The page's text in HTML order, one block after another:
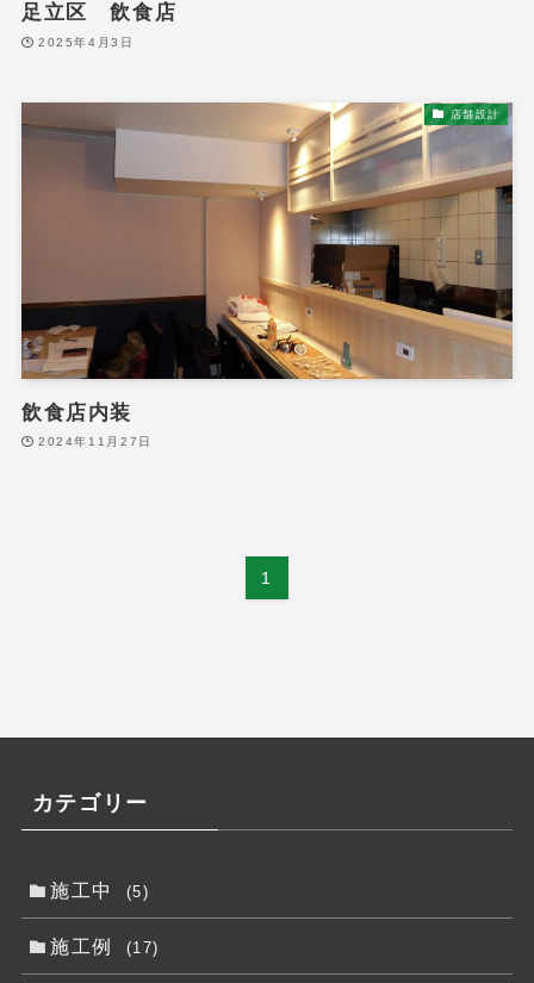
足立区 飲食店
2025年4月3日
店舗設計
飲食店内装
2024年11月27日
1
カテゴリー
施工中 (5)
施工例 (17)